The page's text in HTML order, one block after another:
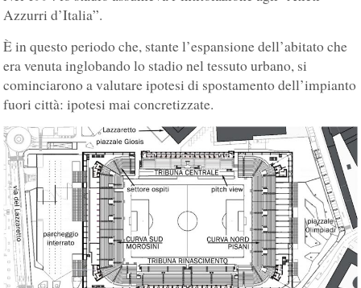
Azzurri d’Italia”.
È in questo periodo che, stante l’espansione dell’abitato che
era venuta inglobando lo stadio nel tessuto urbano, si
cominciarono a valutare ipotesi di spostamento dell’impianto
fuori città: ipotesi mai concretizzate.